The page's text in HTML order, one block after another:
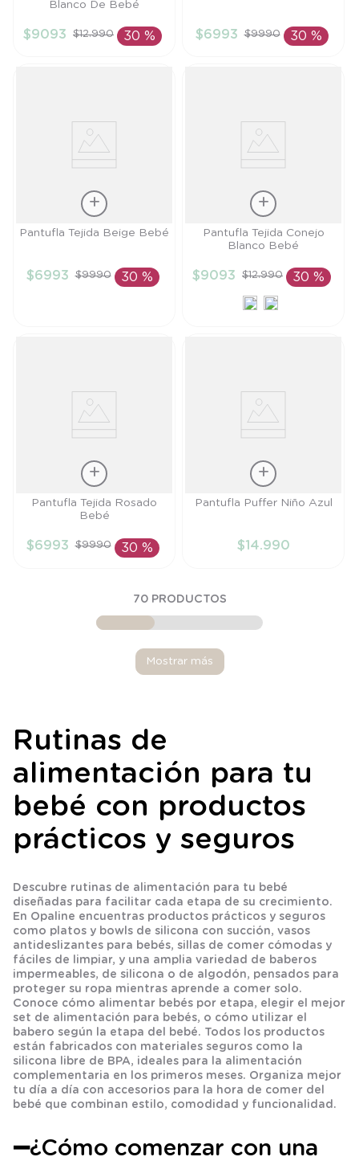
AÑADIR AL
Blanco De Bebé
$9093 $12.990 30 %
AÑADIR AL
$6993 $9990 30 %
Talla
AÑADIR AL
Pantufla Tejida Beige Bebé
$6993 $9990 30 %
Talla
AÑADIR AL
CARRITO
Pantufla Tejida Conejo
Blanco Bebé
$9093 $12.990 30 %
Talla
AÑADIR AL
Pantufla Tejida Rosado
Bebé
$6993 $9990 30 %
Talla
Pantufla Puffer Niño Azul
$14.990
70 PRODUCTOS
Mostrar más
Rutinas de
alimentación para tu
bebé con productos
prácticos y seguros
Descubre rutinas de alimentación para tu bebé
diseñadas para facilitar cada etapa de su crecimiento.
En Opaline encuentras productos prácticos y seguros
como platos y bowls de silicona con succión, vasos
antideslizantes para bebés, sillas de comer cómodas y
fáciles de limpiar, y una amplia variedad de baberos
impermeables, de silicona o de algodón, pensados para
proteger su ropa mientras aprende a comer solo.
Conoce cómo alimentar bebés por etapa, elegir el mejor
set de alimentación para bebés, o cómo utilizar el
babero según la etapa del bebé. Todos los productos
están fabricados con materiales seguros como la
silicona libre de BPA, ideales para la alimentación
complementaria en los primeros meses. Organiza mejor
tu día a día con accesorios para la hora de comer del
bebé que combinan estilo, comodidad y funcionalidad.
➖¿Cómo comenzar con una